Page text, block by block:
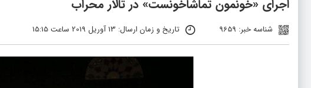
اجرای «خونمون تماشاخونست» در تالار محراب
شناسه خبر: 9659 تاریخ و زمان ارسال: 13 آوریل 2019 ساعت 15:15